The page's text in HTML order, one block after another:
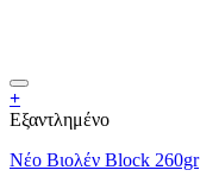
+
Εξαντλημένο
Νέο Βιολέν Block 260gr